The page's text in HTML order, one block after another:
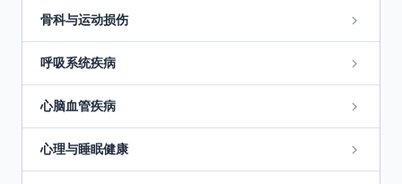
骨科与运动损伤
呼吸系统疾病
心脑血管疾病
心理与睡眠健康